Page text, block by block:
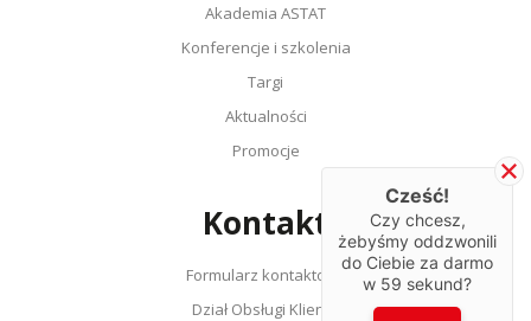
Akademia ASTAT
Konferencje i szkolenia
Targi
Aktualności
Promocje
Kontakt
Formularz kontaktowy
Dział Obsługi Klienta
Cześć!
Czy chcesz,
żebyśmy oddzwonili
do Ciebie za darmo
w 59 sekund?